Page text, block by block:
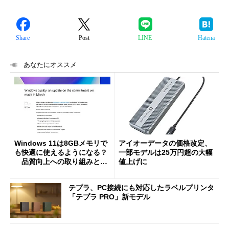
Share Post LINE Hatena
あなたにオススメ
Windows 11は8GBメモリで
も快適に使えるようになる？
品質向上への取り組みと
アイオーデータの価格改定、
一部モデルは25万円超の大幅
値上げに
テプラ、PC接続にも対応したラベルプリンタ
「テプラ PRO」新モデル